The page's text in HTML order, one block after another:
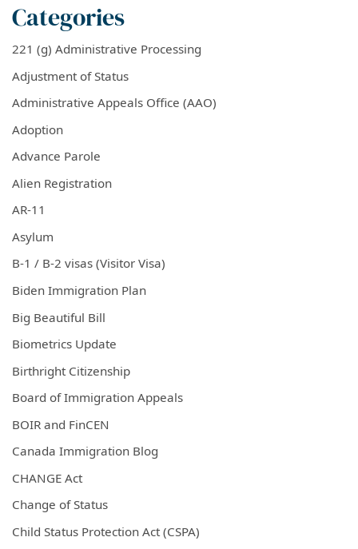
Categories
221 (g) Administrative Processing
Adjustment of Status
Administrative Appeals Office (AAO)
Adoption
Advance Parole
Alien Registration
AR-11
Asylum
B-1 / B-2 visas (Visitor Visa)
Biden Immigration Plan
Big Beautiful Bill
Biometrics Update
Birthright Citizenship
Board of Immigration Appeals
BOIR and FinCEN
Canada Immigration Blog
CHANGE Act
Change of Status
Child Status Protection Act (CSPA)